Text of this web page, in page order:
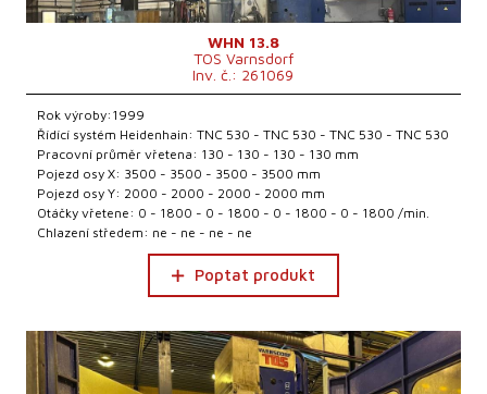
WHN 13.8
TOS Varnsdorf
Inv. č.: 261069
Rok výroby:1999
Řídící systém Heidenhain: TNC 530 - TNC 530 - TNC 530 - TNC 530
Pracovní průměr vřetena: 130 - 130 - 130 - 130 mm
Pojezd osy X: 3500 - 3500 - 3500 - 3500 mm
Pojezd osy Y: 2000 - 2000 - 2000 - 2000 mm
Otáčky vřetene: 0 - 1800 - 0 - 1800 - 0 - 1800 - 0 - 1800 /min.
Chlazení středem: ne - ne - ne - ne
Poptat produkt